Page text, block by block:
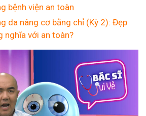
bệnh viện an toàn
da nâng cơ bằng chỉ (Kỳ 2): Đẹp
nghĩa với an toàn?